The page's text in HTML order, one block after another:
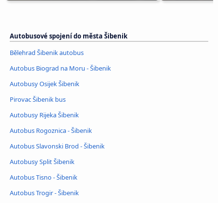
Autobusové spojení do města Šibenik
Bělehrad Šibenik autobus
Autobus Biograd na Moru - Šibenik
Autobusy Osijek Šibenik
Pirovac Šibenik bus
Autobusy Rijeka Šibenik
Autobus Rogoznica - Šibenik
Autobus Slavonski Brod - Šibenik
Autobusy Split Šibenik
Autobus Tisno - Šibenik
Autobus Trogir - Šibenik